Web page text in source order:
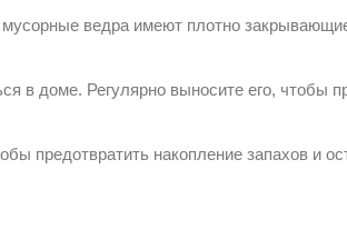
ведра имеют плотно
в доме. Регулярно выносите его, чтобы
предотвратить накопление запахов и